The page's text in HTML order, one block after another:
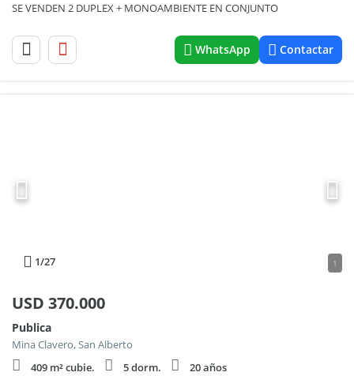
SE VENDEN 2 DUPLEX + MONOAMBIENTE EN CONJUNTO
WhatsApp Contactar
1/27 1
USD 370.000
Publica
Mina Clavero, San Alberto
409 m² cubie.
5 dorm.
20 años